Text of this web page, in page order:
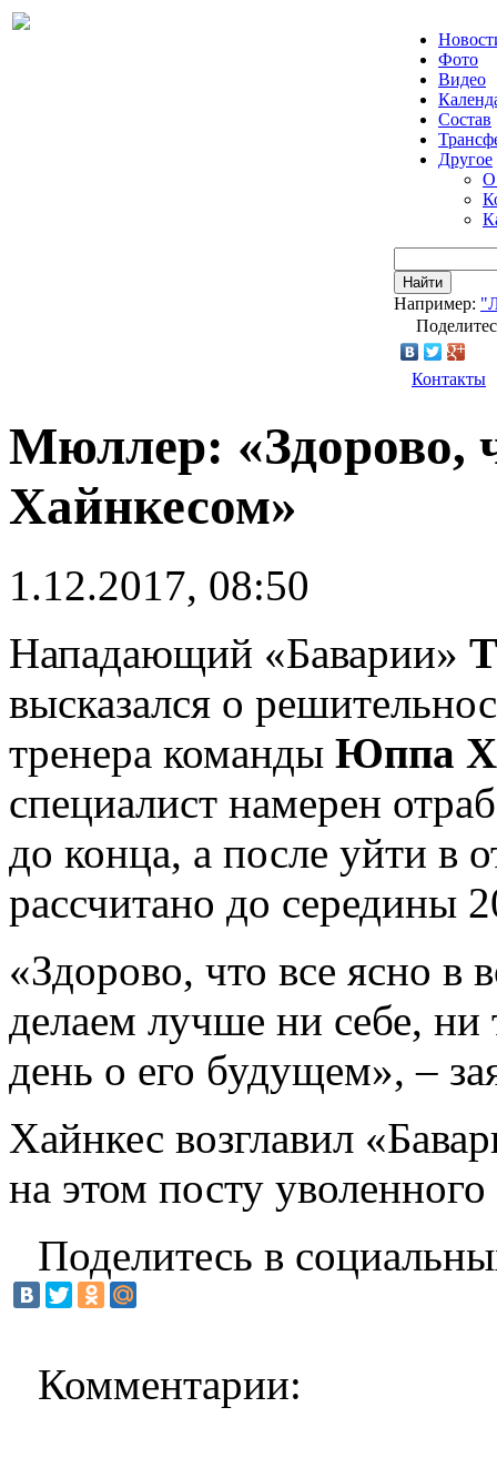
Фото
Видео
Состав
Другое
О
Найти
Например:
Контакты
Мюллер: «Здорово,
Хайнкесом»
1.12.2017, 08:50
Нападающий «Баварии»
высказался о
тренера команды Юппа
специалист намерен
до конца, а после уйти в
рассчитано до середины
«Здорово, что все ясно
делаем лучше ни себе,
день о его будущем», –
Хайнкес возглавил
на этом посту уволенного
Поделитесь в
Комментарии: